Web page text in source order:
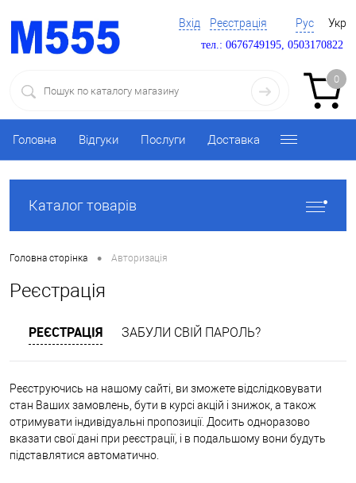
Вхід Реєстрація Рус Укр
тел.: 0676749195, 0503170822
0
Головна Відгуки Послуги Доставка
Каталог товарів
Головна сторінка • Авторизація
Реєстрація
РЕЄСТРАЦІЯ ЗАБУЛИ СВІЙ ПАРОЛЬ?
Реєструючись на нашому сайті, ви зможете відслідковувати
стан Ваших замовлень, бути в курсі акцій і знижок, а також
отримувати індивідуальні пропозиції. Досить одноразово
вказати свої дані при реєстрації, і в подальшому вони будуть
підставлятися автоматично.